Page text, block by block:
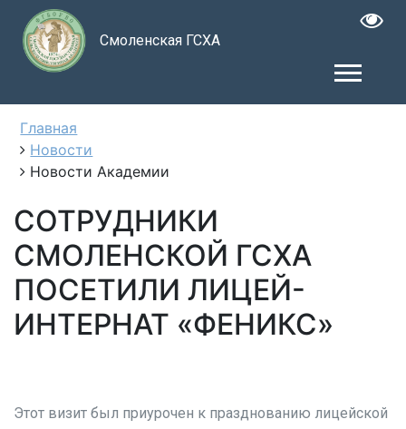
Смоленская ГСХА
Главная
Новости
Новости Академии
СОТРУДНИКИ
СМОЛЕНСКОЙ ГСХА
ПОСЕТИЛИ ЛИЦЕЙ-
ИНТЕРНАТ «ФЕНИКС»
Этот визит был приурочен к празднованию лицейской